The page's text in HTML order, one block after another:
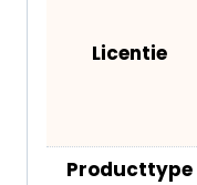
Licentie
Producttype